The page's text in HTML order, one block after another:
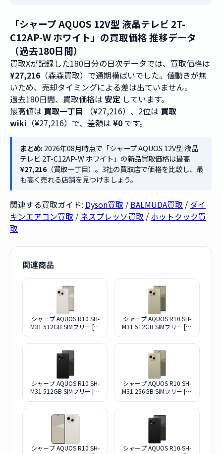
「シャープ AQUOS 12V型 液晶テレビ 2T-
C12AP-W ホワイト」の買取価格 推移データ
（過去180日間）
買取Xが記録した180日分の日次データでは、買取価格は
¥27,216 （森森買取）で通期横ばいでした。値動きが無
いため、売却タイミングによる差は出ていません。
過去180日間、買取価格は 安定 しています。
最高値は 買取一丁目 （¥27,216）、2位は 買取
wiki （¥27,216）で、差額は ¥0 です。
まとめ:2026年08月時点で「シャープ AQUOS 12V型 液晶
テレビ 2T-C12AP-W ホワイト」の新品買取価格は最高
¥27,216（買取一丁目）。3社の買取店で価格を比較し、最
も高く売れる店舗を見つけましょう。
関連する買取ガイド: Dyson買取 / BALMUDA買取 / ダイ
キンエアコン買取 / ネスプレッソ買取 / ホットクック買
取
関連商品
シャープ AQUOS R10 SH-
M31 512GB SIMフリー [カ
ー)
シャープ AQUOS R10 SH-
M31 512GB SIMフリー [ト
ー)
シャープ AQUOS R10 SH-
M31 512GB SIMフリー [チ
リー)
シャープ AQUOS R10 SH-
M31 256GB SIMフリー [ト
ー)
シャープ AQUOS R10 SH-
シャープ AQUOS R10 SH-